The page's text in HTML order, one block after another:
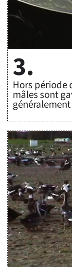
3.
Hors période
mâles sont
généralement